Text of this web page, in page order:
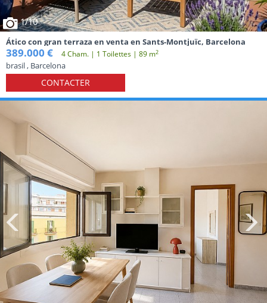
1/10
Ático con gran terraza en venta en Sants-Montjuïc, Barcelona
389.000 € 4 Cham. | 1 Toilettes | 89 m2
brasil , Barcelona
CONTACTER